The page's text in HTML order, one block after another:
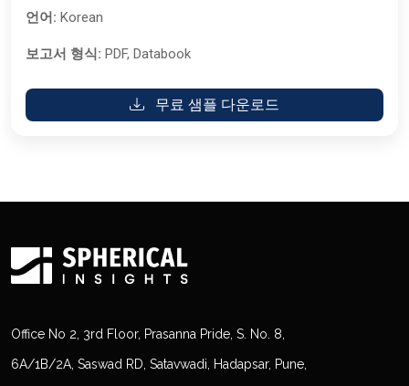
언어: Korean
보고서 형식: PDF, Databook
무료 샘플 다운로드
Office No 2, 3rd Floor, Prasanna Pride, S. No. 8,
6A/1B/2A, Saswad RD, Satavwadi, Hadapsar, Pune,